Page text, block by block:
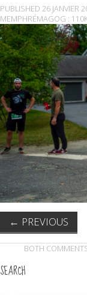
PUBLISHED 26 JANVIER
MEMPHRÉMAGOG :
← PREVIOUS
BOTH
SEARCH